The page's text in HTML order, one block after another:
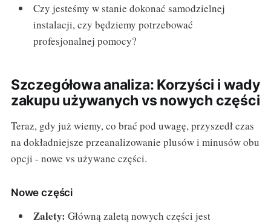
Czy jesteśmy w stanie dokonać samodzielnej
instalacji, czy będziemy potrzebować
profesjonalnej pomocy?
Szczegółowa analiza: Korzyści i wady
zakupu używanych vs nowych części
Teraz, gdy już wiemy, co brać pod uwagę, przyszedł czas
na dokładniejsze przeanalizowanie plusów i minusów obu
opcji - nowe vs używane części.
Nowe części
Zalety: Główną zaletą nowych części jest